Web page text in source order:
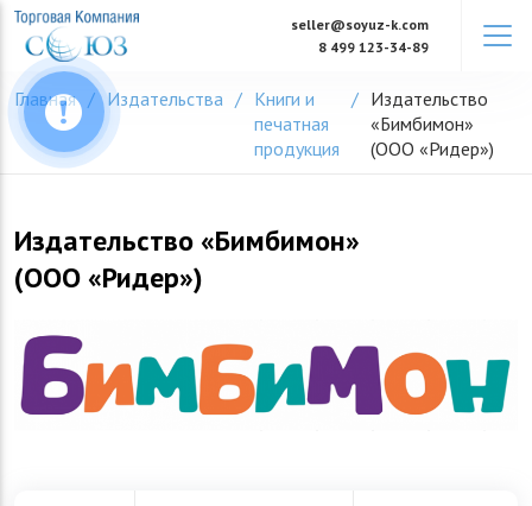
Skip
content
seller@soyuz-k.com
8 499 123-34-89
Главная Издательства
Книги и
печатная
продукция
Издательство
«Бимбимон»
(ООО «Ридер»)
Издательство «Бимбимон»
(ООО «Ридер»)